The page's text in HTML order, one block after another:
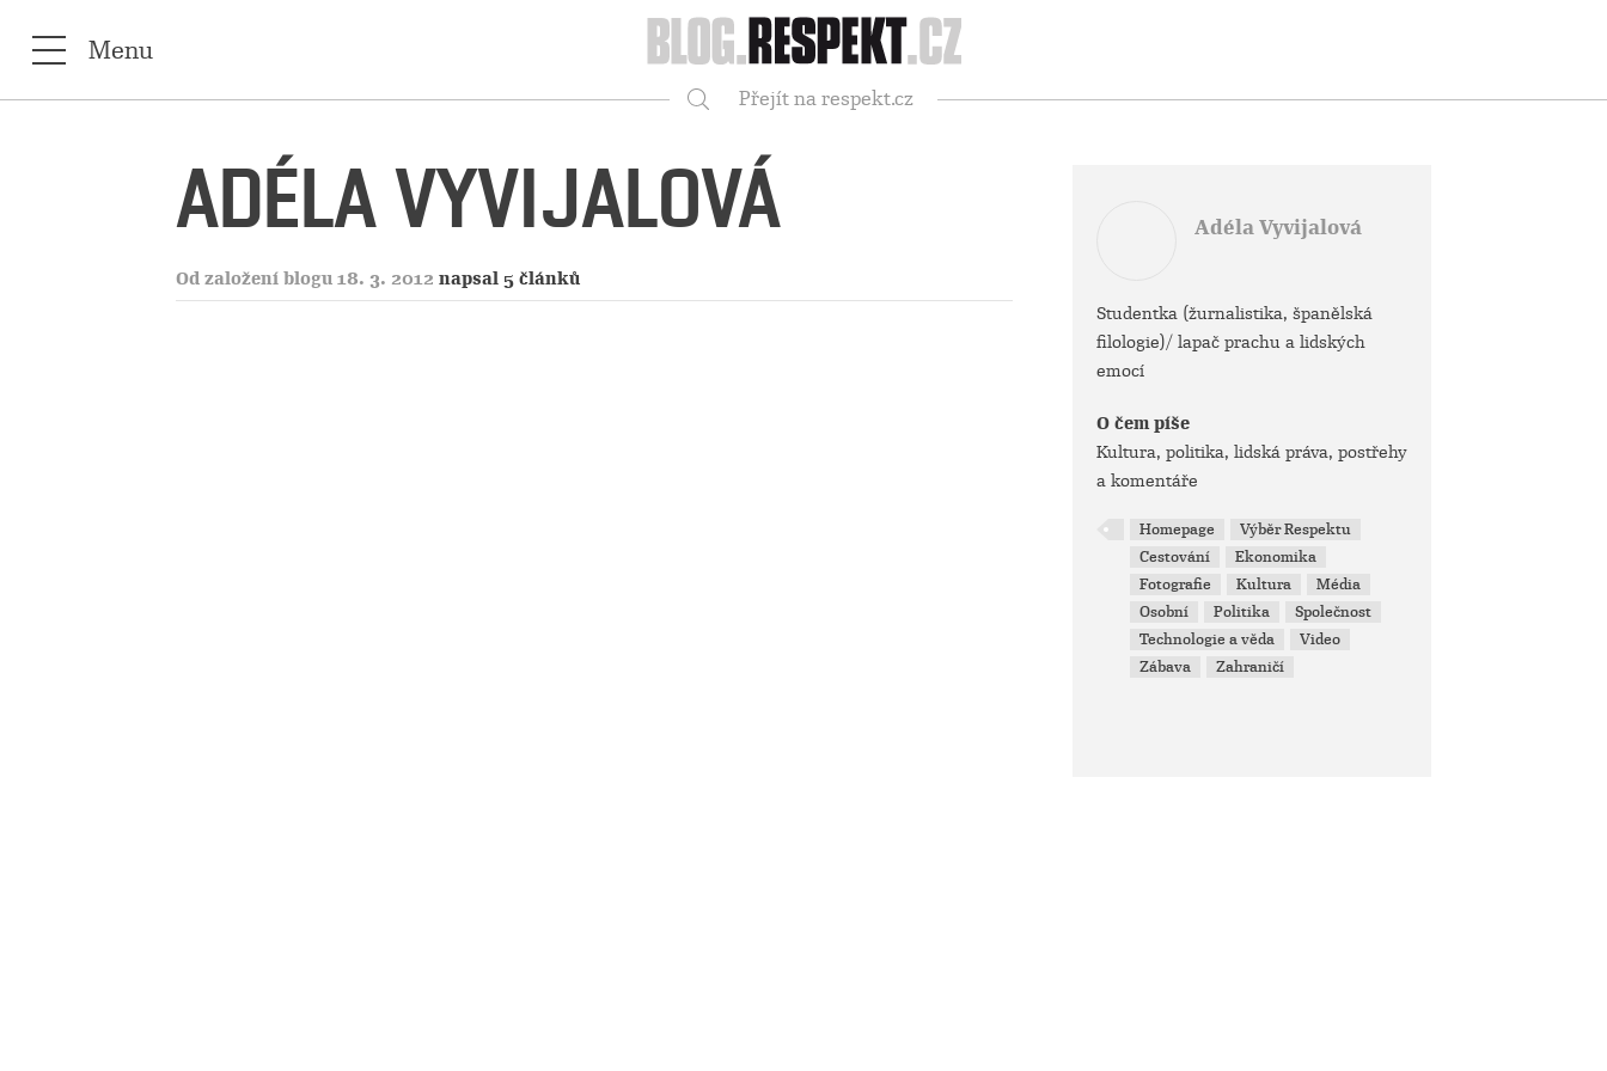
Respekt
Menu
Přejít na respekt.cz
ADÉLA VYVIJALOVÁ
Od založení blogu 18. 3. 2012 napsal 5 článků
Adéla Vyvijalová
Studentka (žurnalistika, španělská
filologie)/ lapač prachu a lidských
emocí
O čem píše
Kultura, politika, lidská práva, postřehy
a komentáře
Homepage
Výběr Respektu
Cestování
Ekonomika
Fotografie
Kultura
Média
Osobní
Politika
Společnost
Technologie a věda
Video
Zábava
Zahraničí